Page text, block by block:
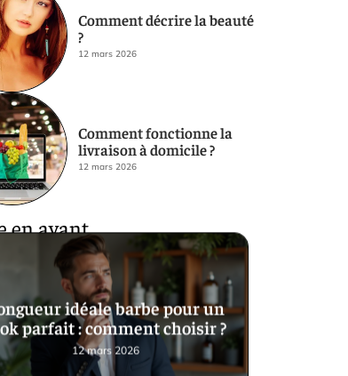
Comment décrire la beauté
?
12 mars 2026
Comment fonctionne la
livraison à domicile ?
12 mars 2026
en avant
idéale barbe pour un
parfait : comment choisir ?
12 mars 2026